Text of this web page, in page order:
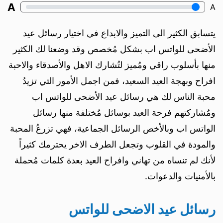
A
A
يتسابق الكثير الى التميز والابداع في اختيار رسائل عيد
الأضحى للواتس اب بشكل مُخصص وقد وضعنا لك الكثير
منها بأسلوب راقي ومُميز لتُشارك الاهل والأصدقاء والاحبة
افراح وبهجة العيد السعيد، فمن اجمل الأمور التي تزيدُ
محبة الناس لك هي رسائل عيد الأضحى للواتس اب
ومُشاركتهم فرحة العيد بوسائل مُختلفة منها رسائل
الواتس اب وبالأخص الرسائل الجماعية، فهي تزرعُ المحبة
والمودة في القلوب وتجعل الطرف الاخر يحترمك كثيراً
لأنك لم تنساه من تهاني وافراح العيد بعدة كلمات مُحملة
بالأمنيات والدعوات.
رسائل عيد الاضحى للواتس